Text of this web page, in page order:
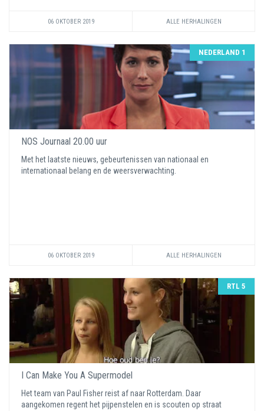
06 OKTOBER 2019 ALLE HERHALINGEN
NEDERLAND 1
NOS Journaal 20.00 uur
Met het laatste nieuws, gebeurtenissen van nationaal en
internationaal belang en de weersverwachting.
06 OKTOBER 2019 ALLE HERHALINGEN
RTL 5
I Can Make You A Supermodel
Het team van Paul Fisher reist af naar Rotterdam. Daar
aangekomen regent het pijpenstelen en is scouten op straat